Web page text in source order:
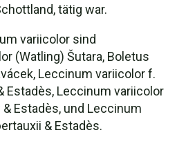
tätig war.
variicolor sind
(Watling) Šutara, Boletus
Leccinum variicolor f.
Estadès, Leccinum variicolor
Estadès, und Leccinum
& Estadès.